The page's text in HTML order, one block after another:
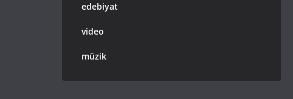
edebiyat
video
müzik